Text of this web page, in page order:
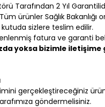
Tarafından 2 Yıl
ürünler Sağlık
kutuda sizlere teslim edilir.
fatura ve garanti
yoksa bizimle
gerçekleştireceğiniz
göndermelisiniz.